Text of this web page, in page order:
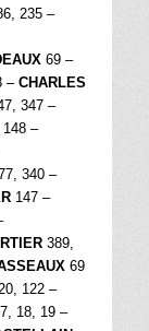
235 –
69 –
–CHARLES
347 –
–
340 –
147 –
389,
69
122 –
18, 19 –